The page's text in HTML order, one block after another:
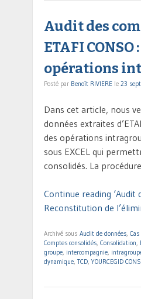
Audit des
ETAFI
opérations
Posté par Benoît RIVIERE le 23
Dans cet article, nous
données extraites
des opérations
sous EXCEL qui
consolidés. La
Continue reading ‘Audit
Reconstitution de
Archivé sous Audit de données,
Comptes consolidés, Consolidation,
groupe, intercompagnie,
dynamique, TCD,YOURCEGID